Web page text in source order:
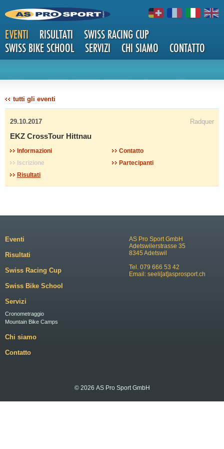
EVENTI RISULTATI
SWISS RACING CUP
SWISS BIKE SCHOOL
SERVIZI CHI SIAMO CONTATTO
DETTAG
LI
tutti gli eventi
29.10.2017 Radquer
EKZ CrossTour Hittnau
Informazioni
Contatto
Iscrizione
Partecipanti
Risultati
AS Pro Sport GmbH
Adetswilerstrasse 35
8345 Adetswil
Tel. 079 666 53 42
Email: seeli[at]asprosport.ch
Eventi
Risultati
Swiss Racing Cup
Swiss Bike School
Servizi
Cronometraggio
Mountain Bike Camps
Chi siamo
Contatto
© 2026 AS Pro Sport GmbH